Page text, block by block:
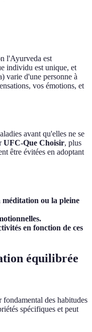
l'Ayurveda est
individu est unique, et
varie d'une personne à
vos émotions, et
avant qu'elles ne se
UFC-Que Choisir, plus
être évitées en adoptant
ou la pleine
en fonction de ces
équilibrée
des habitudes
spécifiques et peut